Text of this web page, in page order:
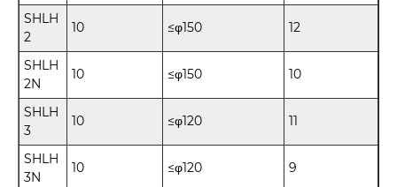
SHLH
2
10 ≤φ150 12
SHLH
2N
10 ≤φ150 10
SHLH
3
10 ≤φ120 11
SHLH
3N
10 ≤φ120 9